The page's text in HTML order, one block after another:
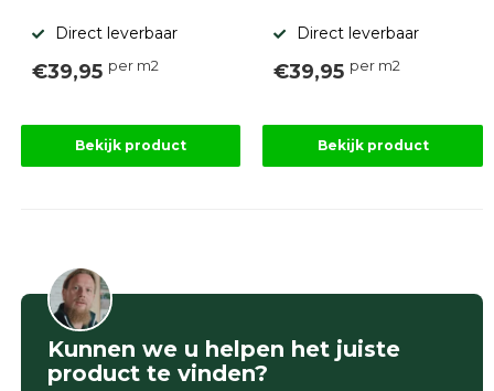
Compleet
(informatie)
Onlinebestrating.nl
Direct leverbaar
€39,95 per m2
Bekijk product
Direct leverbaar
€39,95 per m2
Bekijk product
Kunnen we u helpen het juiste
product te vinden?